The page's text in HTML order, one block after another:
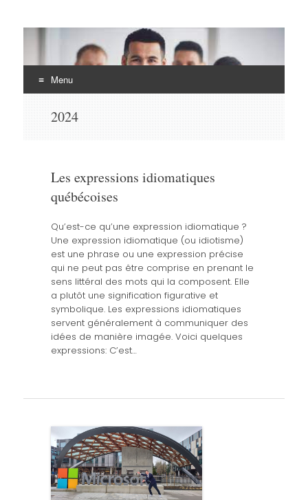
EHLI
UNINTER
Menu
2024
Les expressions idiomatiques
québécoises
Qu’est-ce qu’une expression idiomatique ?
Une expression idiomatique (ou idiotisme)
est une phrase ou une expression précise
qui ne peut pas être comprise en prenant le
sens littéral des mots qui la composent. Elle
a plutôt une signification figurative et
symbolique. Les expressions idiomatiques
servent généralement à communiquer des
idées de manière imagée. Voici quelques
expressions: C’est…